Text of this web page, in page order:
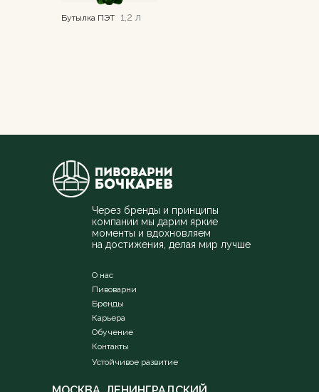
Бутылка ПЭТ 1,2 л
Через бренды и принципы
компании мы дарим яркие
моменты и вдохновляем
на достижения, делая мир лучше
Устойчивое развитие
Бренды
Пивоварни
О нас
Обучение
Карьера
Контакты